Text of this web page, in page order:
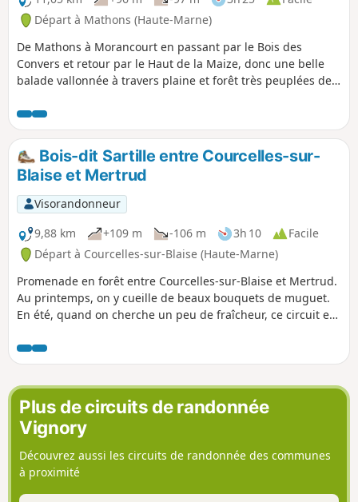
Départ à Mathons (Haute-Marne)
De Mathons à Morancourt en passant par le Bois des
Convers et retour par le Haut de la Maize, donc une belle
balade vallonnée à travers plaine et forêt très peuplées de
sans en voir plusieurs.
Bois-dit Sartille entre Courcelles-sur-
Blaise et Mertrud
Visorandonneur
9,88 km
+109 m -106 m 3h 10
Facile
Départ à Courcelles-sur-Blaise (Haute-Marne)
Promenade en forêt entre Courcelles-sur-Blaise et Mertrud.
Au printemps, on y cueille de beaux bouquets de muguet.
En été, quand on cherche un peu de fraîcheur, ce circuit est
Plus de circuits de randonnée
Vignory
Découvrez aussi les circuits de randonnée des communes
à proximité